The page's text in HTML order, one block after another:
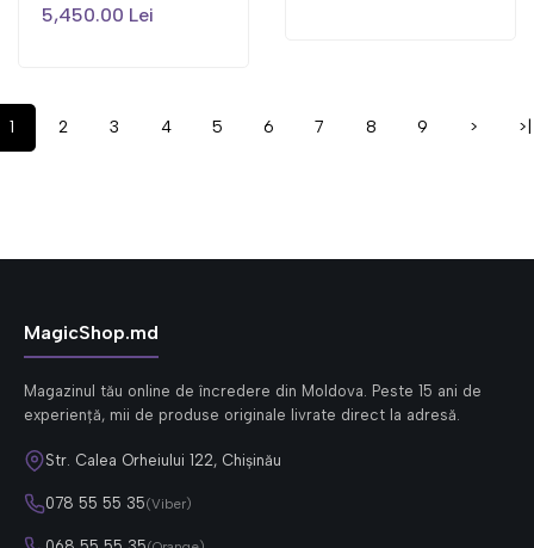
5,450.00 Lei
1 2 3 4 5 6 7 8 9 > >|
MagicShop.md
Magazinul tău online de încredere din Moldova. Peste 15 ani de
experiență, mii de produse originale livrate direct la adresă.
Str. Calea Orheiului 122, Chișinău
078 55 55 35(Viber)